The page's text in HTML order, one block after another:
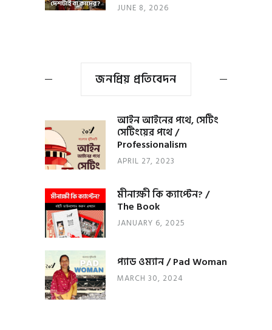
JUNE 8, 2026
জনপ্রিয় প্রতিবেদন
আইন আইনের পথে, সেটিং
সেটিংয়ের পথে /
Professionalism
APRIL 27, 2023
মীনাক্ষী কি ক্যাপ্টেন? /
The Book
JANUARY 6, 2025
প্যাড ওম্যান / Pad Woman
MARCH 30, 2024